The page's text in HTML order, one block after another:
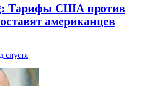
Тарифы США против
американцев
спустя